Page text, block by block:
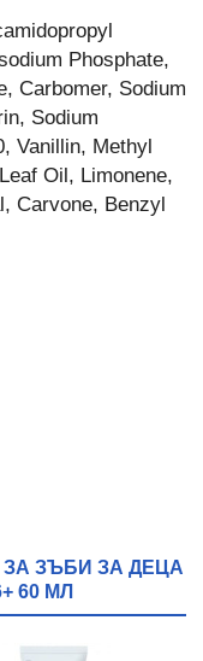
Phosphate,
Carbomer, Sodium
Sodium
Vanillin, Methyl
Oil, Limonene,
Carvone, Benzyl
ЗЪБИ ЗА ДЕЦА
60 МЛ